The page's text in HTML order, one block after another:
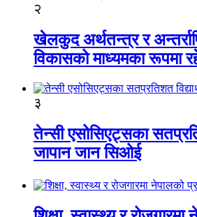
२
खेलकुद अर्थतन्त्र र
विकासको माध्यमका रूपमा
३
तेन्सी एसोसिएट्सका
जापान जान सिओई